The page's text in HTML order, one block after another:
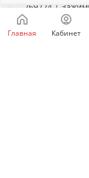
269724 |
проводов
Есть в
Главная Кабинет